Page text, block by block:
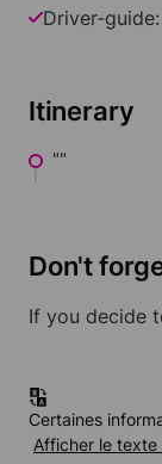
Driver-
Itinerary
""
Don't
If you decide
Certaines
Afficher le texte